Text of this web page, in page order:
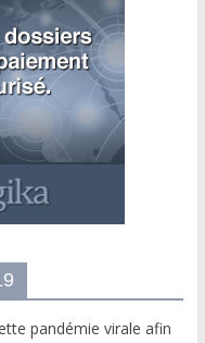
pandémie virale afin